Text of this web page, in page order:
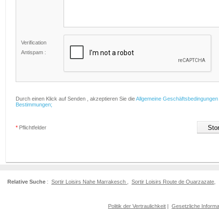
Verification
Antispam :
Durch einen Klick auf Senden , akzeptieren Sie dieAllgemeine Geschäftsbedingungen
Bestimmungen;
* Pflichtfelder
Relative Suche : Sortir Loisirs Nahe Marrakesch Sortir Loisirs Route de Ouarzazate
Politik der Vertraulichkeit | Gesetzliche